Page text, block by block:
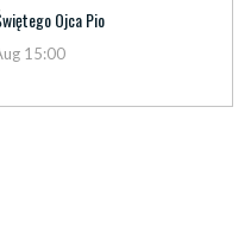
Ojca Pio
15:00